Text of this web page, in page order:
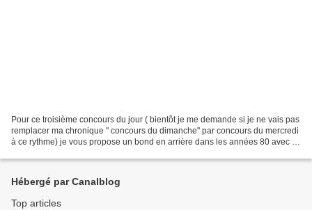
Pour ce troisième concours du jour ( bientôt je me demande si je ne vais pas
remplacer ma chronique " concours du dimanche" par concours du mercredi
à ce rythme) je vous propose un bond en arrière dans les années 80 avec la
Hébergé par Canalblog
Top articles